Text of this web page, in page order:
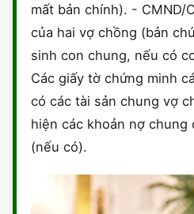
mất bản chính). - CMND/
của hai vợ chồng (bản
sinh con chung, nếu có
Các giấy tờ chứng minh
có các tài sản chung vợ
hiện các khoản nợ chung
(nếu có).